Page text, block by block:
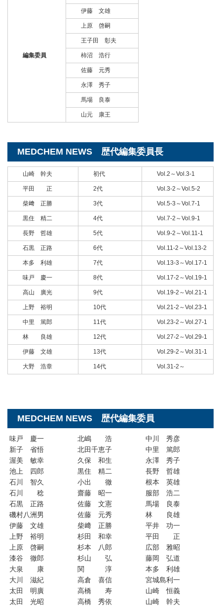
編集委員
伊藤 文雄
上原 啓嗣
王子田 彰夫
柿沼 浩行
佐藤 元秀
永澤 秀子
馬場 良泰
山元 康王
MEDCHEM NEWS 歴代編集委員長
山崎 幹夫 初代 Vol.2～Vol.3-1
平田 正 2代 Vol.3-2～Vol.5-2
柴﨑 正勝 3代 Vol.5-3～Vol.7-1
黒住 精二 4代 Vol.7-2～Vol.9-1
長野 哲雄 5代 Vol.9-2～Vol.11-1
石黒 正路 6代 Vol.11-2～Vol.13-2
本多 利雄 7代 Vol.13-3～Vol.17-1
味戸 慶一 8代 Vol.17-2～Vol.19-1
高山 廣光 9代 Vol.19-2～Vol.21-1
上野 裕明 10代 Vol.21-2～Vol.23-1
中里 篤郎 11代 Vol.23-2～Vol.27-1
林 良雄 12代 Vol.27-2～Vol.29-1
伊藤 文雄 13代 Vol.29-2～Vol.31-1
大野 浩章 14代 Vol.31-2～
MEDCHEM NEWS 歴代編集委員
味戸 慶一
新子 省悟
渥美 敏幸
池上 四郎
石川 智久
石川 稔
石黒 正路
磯村八洲男
伊藤 文雄
上野 裕明
上原 啓嗣
漆谷 徹郎
大泉 康
大川 滋紀
太田 明廣
太田 光昭
北嶋 浩
北田千恵子
久保 和生
黒住 精二
小出 徹
齋藤 昭一
佐藤 文憲
佐藤 元秀
柴﨑 正勝
杉田 和幸
杉本 八郎
杉山 弘
関 淳
高倉 喜信
高橋 寿
高橋 秀依
中川 秀彦
中里 篤郎
永澤 秀子
長野 哲雄
根本 英雄
服部 浩二
馬場 良泰
林 良雄
平井 功一
平田 正
広部 雅昭
藤岡 弘道
本多 利雄
宮城島利一
山崎 恒義
山崎 幹夫